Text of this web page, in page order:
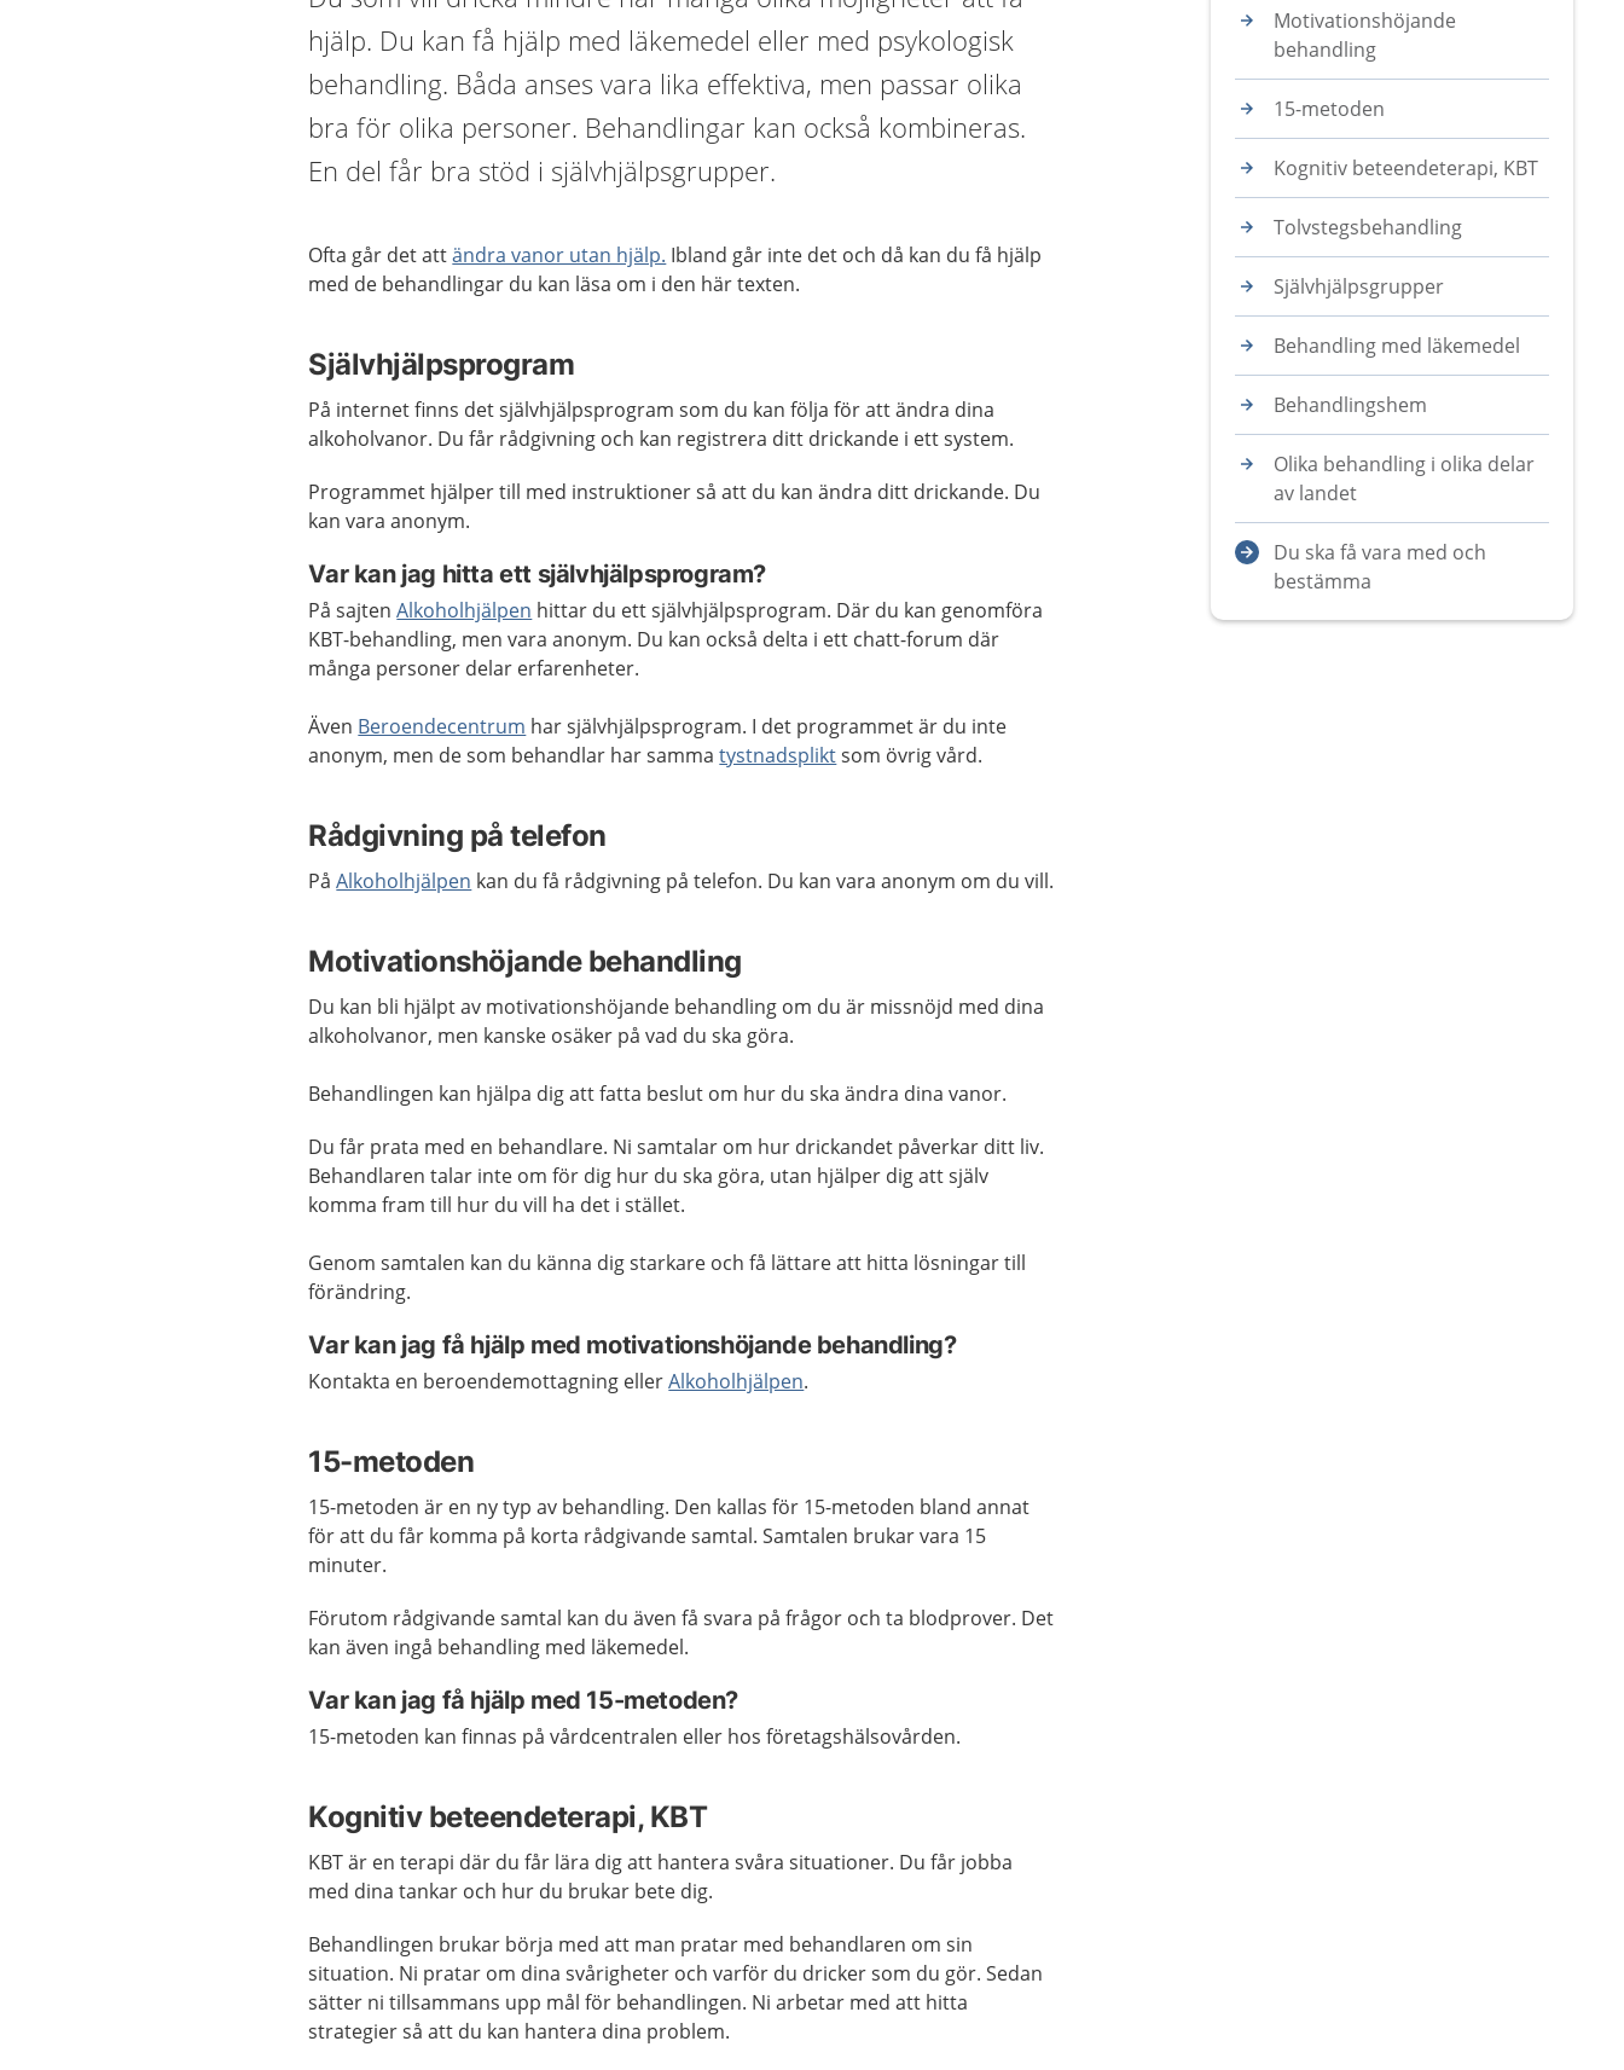
hjälp. Du kan få hjälp med läkemedel eller med psykologisk
behandling. Båda anses vara lika effektiva, men passar olika
bra för olika personer. Behandlingar kan också kombineras.
En del får bra stöd i självhjälpsgrupper.
Ofta går det attändra vanor utan hjälp. Ibland går inte det och då kan du få hjälp
med de behandlingar du kan läsa om i den här texten.
Självhjälpsprogram
På internet finns det självhjälpsprogram som du kan följa för att ändra dina
alkoholvanor. Du får rådgivning och kan registrera ditt drickande i ett system.
Programmet hjälper till med instruktioner så att du kan ändra ditt drickande. Du
kan vara anonym.
Var kan jag hitta ett självhjälpsprogram?
På sajtenAlkoholhjälpen hittar du ett självhjälpsprogram. Där du kan genomföra
KBT-behandling, men vara anonym. Du kan också delta i ett chatt-forum där
många personer delar erfarenheter.
Även Beroendecentrum har självhjälpsprogram. I det programmet är du inte
anonym, men de som behandlar har sammatystnadspliktsom övrig vård.
Rådgivning på telefon
PåAlkoholhjälpen kan du få rådgivning på telefon. Du kan vara anonym om du vill.
Motivationshöjande behandling
Du kan bli hjälpt av motivationshöjande behandling om du är missnöjd med dina
alkoholvanor, men kanske osäker på vad du ska göra.
Behandlingen kan hjälpa dig att fatta beslut om hur du ska ändra dina vanor.
Du får prata med en behandlare. Ni samtalar om hur drickandet påverkar ditt liv.
Behandlaren talar inte om för dig hur du ska göra, utan hjälper dig att själv
komma fram till hur du vill ha det i stället.
Genom samtalen kan du känna dig starkare och få lättare att hitta lösningar till
förändring.
Var kan jag få hjälp med motivationshöjande behandling?
Kontakta en beroendemottagning ellerAlkoholhjälpen.
15-metoden
15-metoden är en ny typ av behandling. Den kallas för 15-metoden bland annat
för att du får komma på korta rådgivande samtal. Samtalen brukar vara 15
minuter.
Förutom rådgivande samtal kan du även få svara på frågor och ta blodprover. Det
kan även ingå behandling med läkemedel.
Var kan jag få hjälp med 15-metoden?
15-metoden kan finnas på vårdcentralen eller hos företagshälsovården.
Kognitiv beteendeterapi, KBT
KBT är en terapi där du får lära dig att hantera svåra situationer. Du får jobba
med dina tankar och hur du brukar bete dig.
Behandlingen brukar börja med att man pratar med behandlaren om sin
situation. Ni pratar om dina svårigheter och varför du dricker som du gör. Sedan
sätter ni tillsammans upp mål för behandlingen. Ni arbetar med att hitta
strategier så att du kan hantera dina problem.
Motivationshöjande
behandling
15-metoden
Kognitiv beteendeterapi, KBT
Tolvstegsbehandling
Självhjälpsgrupper
Behandling med läkemedel
Behandlingshem
Olika behandling i olika delar
av landet
Du ska få vara med och
bestämma